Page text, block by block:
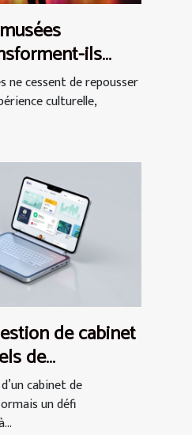
ils
?
ne cessent de repousser
culturelle,
de cabinet
de
cabinet de
un défi